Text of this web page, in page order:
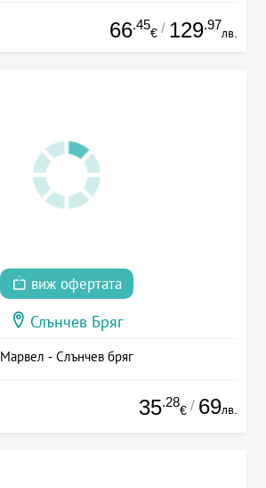
66.45
€ / 129.97
лв.
виж офертата
Слънчев Бряг
Марвел - Слънчев бряг
35.28
€ / 69лв.